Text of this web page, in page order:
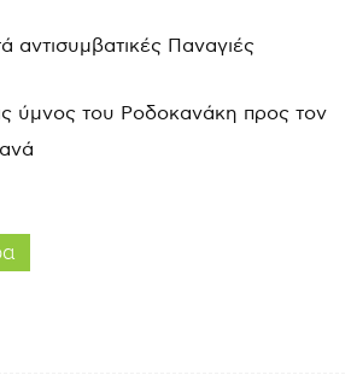
αντισυμβατικές Παναγιές
ύμνος του Ροδοκανάκη προς τον